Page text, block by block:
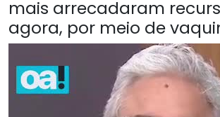
mais arrecadaram
agora, por meio de